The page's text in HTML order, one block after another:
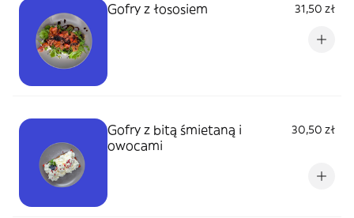
Gofry z łososiem 31,50 zł
Gofry z bitą śmietaną i
owocami
30,50 zł